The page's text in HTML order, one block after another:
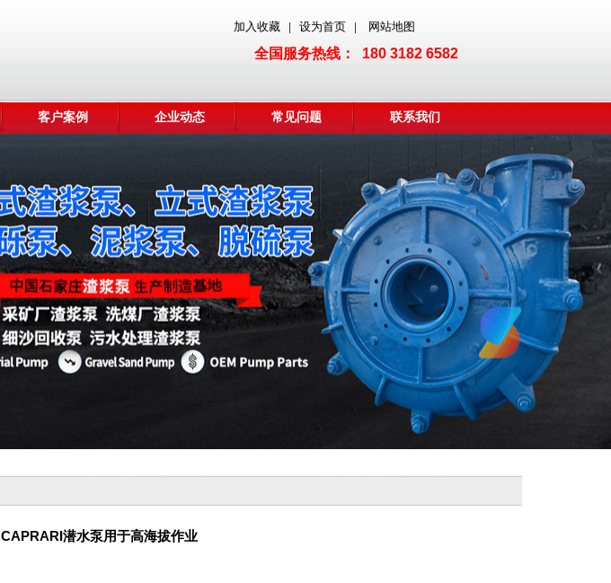
加入收藏 设为首页 网站地图
全国服务热线： 180 3182 6582
客户案例 企业动态 常见问题 联系我们
CAPRARI潜水泵用于高海拔作业